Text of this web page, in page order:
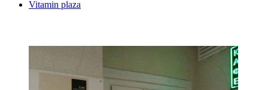
Vitamin plaza